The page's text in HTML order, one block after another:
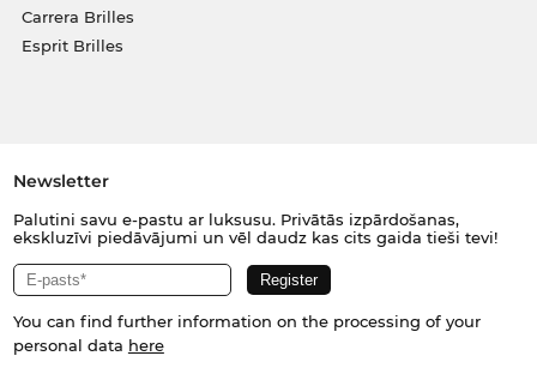
Carrera Brilles
Esprit Brilles
Newsletter
Palutini savu e-pastu ar luksusu. Privātās izpārdošanas,
ekskluzīvi piedāvājumi un vēl daudz kas cits gaida tieši tevi!
You can find further information on the processing of your
personal data here